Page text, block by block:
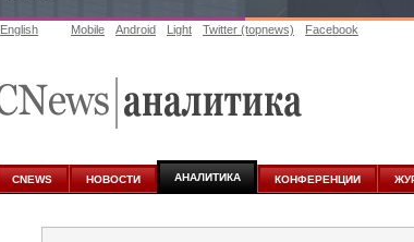
аналитике
English Mobile Android Light Twitter (topnews) Facebook
CNEWS НОВОСТИ АНАЛИТИКА КОНФЕРЕНЦИИ